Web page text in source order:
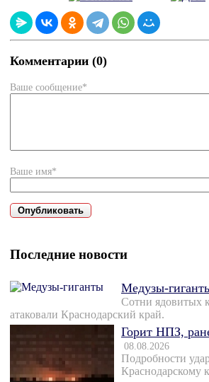
Комментарии (0)
Ваше сообщение*
Ваше имя*
Последние новости
Медузы-
Сотни ядовитых
атаковали Краснодарский край.
Горит НПЗ,
08.08.2026
Подробности
Краснодарскому